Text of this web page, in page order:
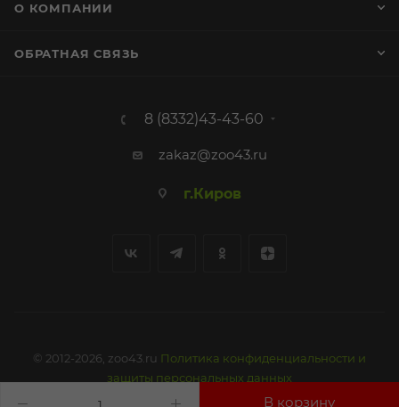
О КОМПАНИИ
ОБРАТНАЯ СВЯЗЬ
8 (8332)43-43-60
zakaz@zoo43.ru
г.Киров
© 2012-2026, zoo43.ru Политика конфиденциальности и
защиты персональных данных